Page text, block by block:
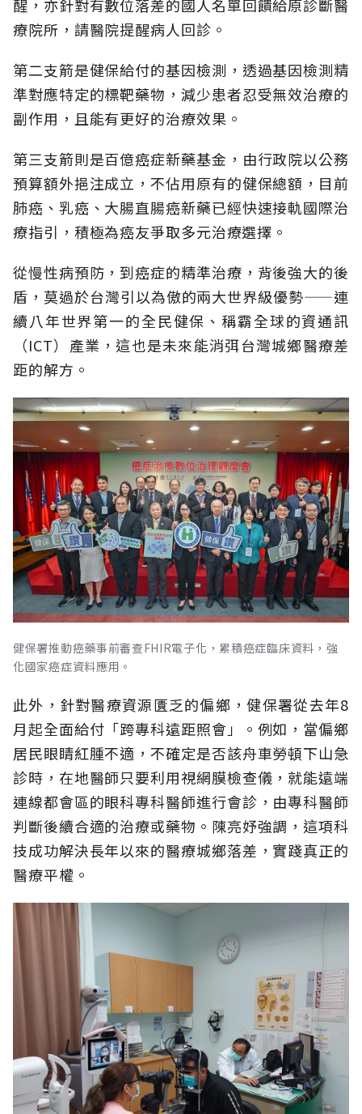
醒，亦針對有數位落差的國人名單回饋給原診斷醫
療院所，請醫院提醒病人回診。
第二支箭是健保給付的基因檢測，透過基因檢測精
準對應特定的標靶藥物，減少患者忍受無效治療的
副作用，且能有更好的治療效果。
第三支箭則是百億癌症新藥基金，由行政院以公務
預算額外挹注成立，不佔用原有的健保總額，目前
肺癌、乳癌、大腸直腸癌新藥已經快速接軌國際治
療指引，積極為癌友爭取多元治療選擇。
從慢性病預防，到癌症的精準治療，背後強大的後
盾，莫過於台灣引以為傲的兩大世界級優勢——連
續八年世界第一的全民健保、稱霸全球的資通訊
（ICT）產業，這也是未來能消弭台灣城鄉醫療差
距的解方。
健保署推動癌藥事前審查FHIR電子化，累積癌症臨床資料，強
化國家癌症資料應用。
此外，針對醫療資源匱乏的偏鄉，健保署從去年8
月起全面給付「跨專科遠距照會」。例如，當偏鄉
居民眼睛紅腫不適，不確定是否該舟車勞頓下山急
診時，在地醫師只要利用視網膜檢查儀，就能遠端
連線都會區的眼科專科醫師進行會診，由專科醫師
判斷後續合適的治療或藥物。陳亮妤強調，這項科
技成功解決長年以來的醫療城鄉落差，實踐真正的
醫療平權。